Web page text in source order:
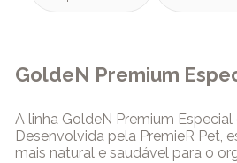
GoldeN Premium
A linha GoldeN Premium
Desenvolvida pela PremieR Pet,
mais natural e saudável para o